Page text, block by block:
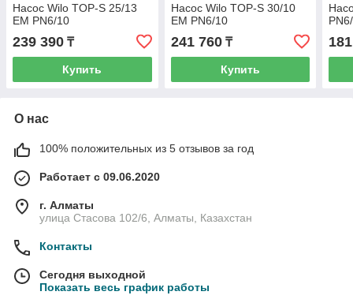
Насос Wilo TOP-S 25/13
EM PN6/10
239 390 ₸
Купить
Насос Wilo TOP-S 30/10
EM PN6/10
241 760₸
Купить
О нас
100% положительных из 5 отзывов за год
Работает с 09.06.2020
г. Алматы
улица Стасова 102/6, Алматы, Казахстан
Контакты
Сегодня выходной
Показать весь график работы